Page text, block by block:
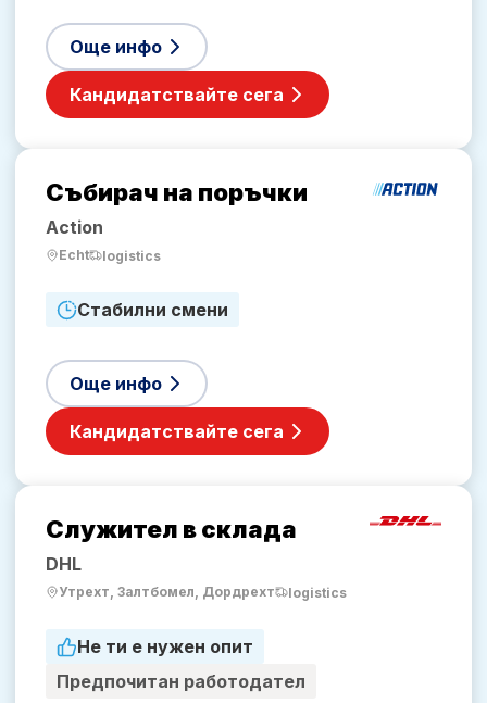
Още инфо
Кандидатствайте сега
Събирач на поръчки
Action
Echt logistics
Стабилни смени
Още инфо
Кандидатствайте сега
Служител в склада
DHL
Утрехт, Залтбомел, Дордрехт logistics
Не ти е нужен опит
Предпочитан работодател